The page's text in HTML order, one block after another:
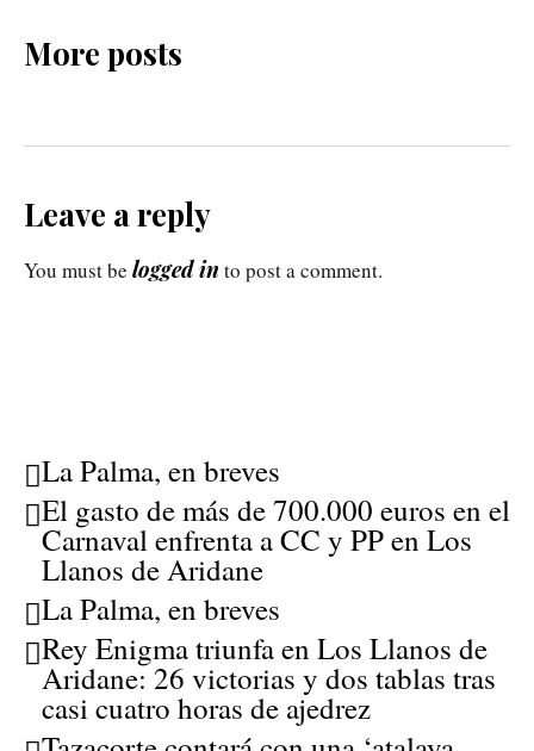
More posts
Leave a reply
You must be logged in to post a comment.
La Palma, en breves
El gasto de más de 700.000 euros en el
Carnaval enfrenta a CC y PP en Los
Llanos de Aridane
La Palma, en breves
Rey Enigma triunfa en Los Llanos de
Aridane: 26 victorias y dos tablas tras
casi cuatro horas de ajedrez